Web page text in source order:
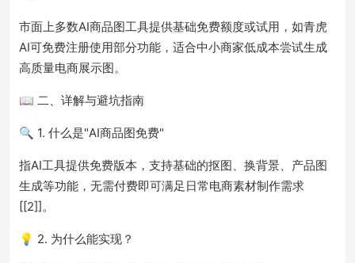
市面上多数AI商品图工具提供基础免费额度或试用，如青虎
AI可免费注册使用部分功能，适合中小商家低成本尝试生成
高质量电商展示图。
📖 二、详解与避坑指南
🔍 1. 什么是"AI商品图免费"
指AI工具提供免费版本，支持基础的抠图、换背景、产品图
生成等功能，无需付费即可满足日常电商素材制作需求
[[2]]。
💡 2. 为什么能实现？